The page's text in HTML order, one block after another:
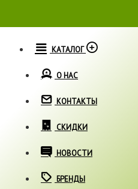
КАТАЛОГ
О НАС
КОНТАКТЫ
СКИДКИ
НОВОСТИ
БРЕНДЫ